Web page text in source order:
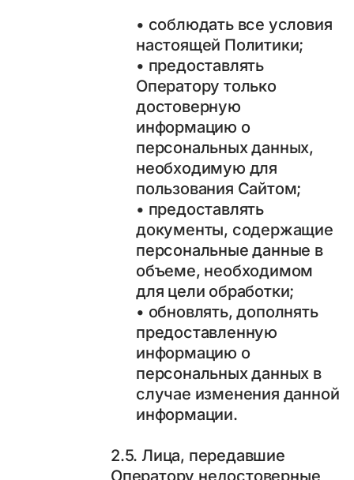
• соблюдать все условия
настоящей Политики;
• предоставлять
Оператору только
достоверную
информацию о
персональных данных,
необходимую для
пользования Сайтом;
• предоставлять
документы, содержащие
персональные данные в
объеме, необходимом
для цели обработки;
• обновлять, дополнять
предоставленную
информацию о
персональных данных в
случае изменения данной
информации.
2.5. Лица, передавшие
Оператору недостоверные